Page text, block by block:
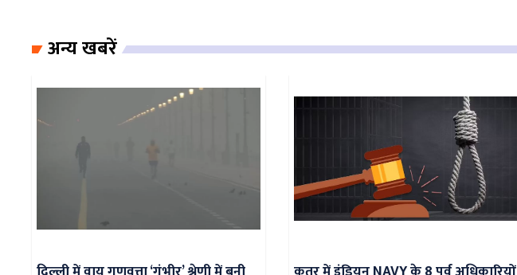
अन्य खबरें